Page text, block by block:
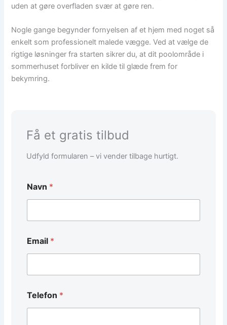
uden at gøre overfladen svær at gøre ren.
Nogle gange begynder fornyelsen af et hjem med noget så
enkelt som professionelt malede vægge. Ved at vælge de
rigtige løsninger fra starten sikrer du, at dit poolområde i
sommerhuset forbliver en kilde til glæde frem for
bekymring.
Få et gratis tilbud
Udfyld formularen – vi vender tilbage hurtigt.
Navn *
Email *
Telefon *